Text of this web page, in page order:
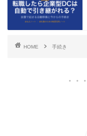
HOME 手続き